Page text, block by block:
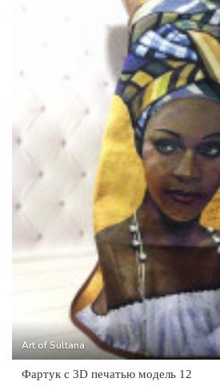
Art of Sultana
Фартук с 3D печатью модель 12